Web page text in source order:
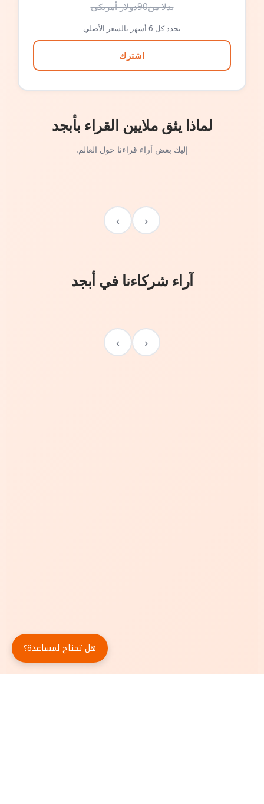
بدلا من90دولار أمريكي
تجدد كل 6 أشهر بالسعر الأصلي
اشترك
لماذا يثق ملايين القراء بأبجد
إليك بعض آراء قراءنا حول العالم.
‹
›
آراء شركاءنا في أبجد
‹
›
هل تحتاج لمساعدة؟